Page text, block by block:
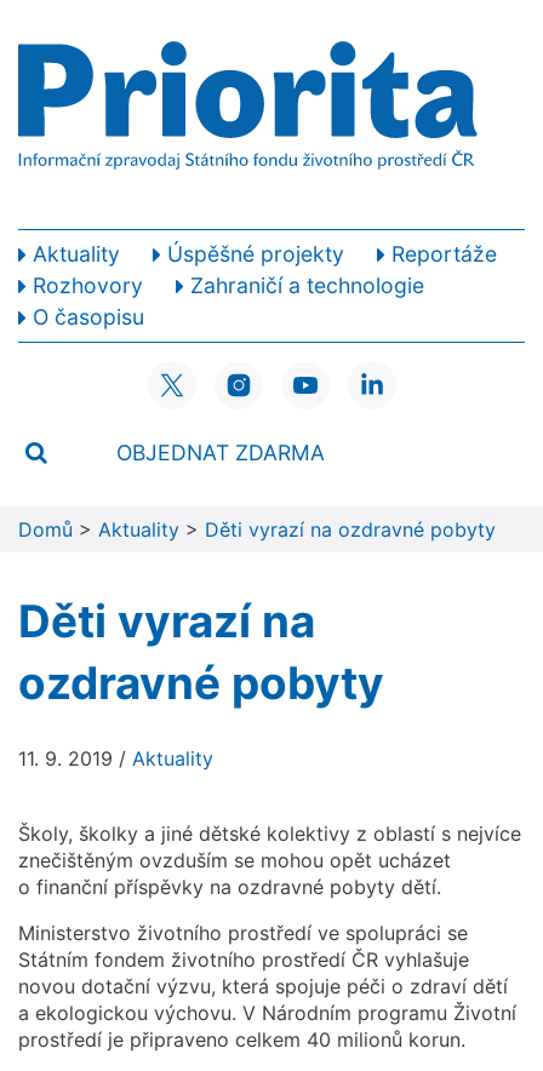
Aktuality Úspěšné projekty
Reportáže
Rozhovory
Zahraničí a technologie
O časopisu
OBJEDNAT ZDARMA
Domů > Aktuality > Děti vyrazí na ozdravné pobyty
Děti vyrazí na
ozdravné pobyty
11. 9. 2019 / Aktuality
Školy, školky a jiné dětské kolektivy z oblastí s nejvíce
znečištěným ovzduším se mohou opět ucházet
o finanční příspěvky na ozdravné pobyty dětí.
Ministerstvo životního prostředí ve spolupráci se
Státním fondem životního prostředí ČR vyhlašuje
novou dotační výzvu, která spojuje péči o zdraví dětí
a ekologickou výchovu. V Národním programu Životní
prostředí je připraveno celkem 40 milionů korun.